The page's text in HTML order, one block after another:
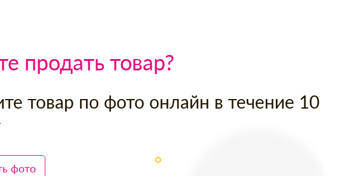
продать товар?
товар по фото онлайн в течение 10
фото